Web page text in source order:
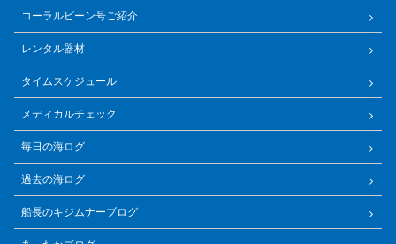
コーラルビーン号ご紹介
レンタル器材
タイムスケジュール
メディカルチェック
毎日の海ログ
過去の海ログ
船長のキジムナーブログ